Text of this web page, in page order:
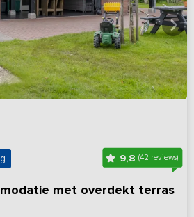
9,8 (42 reviews)
met overdekt terras